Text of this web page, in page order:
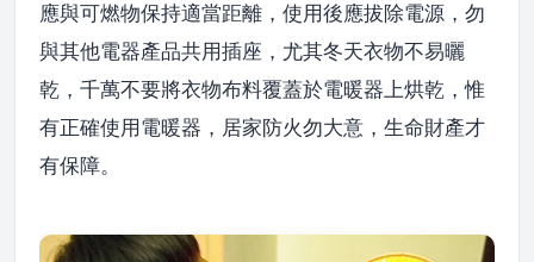
應與可燃物保持適當距離，使用後應拔除電源，勿
與其他電器產品共用插座，尤其冬天衣物不易曬
乾，千萬不要將衣物布料覆蓋於電暖器上烘乾，惟
有正確使用電暖器，居家防火勿大意，生命財產才
有保障。